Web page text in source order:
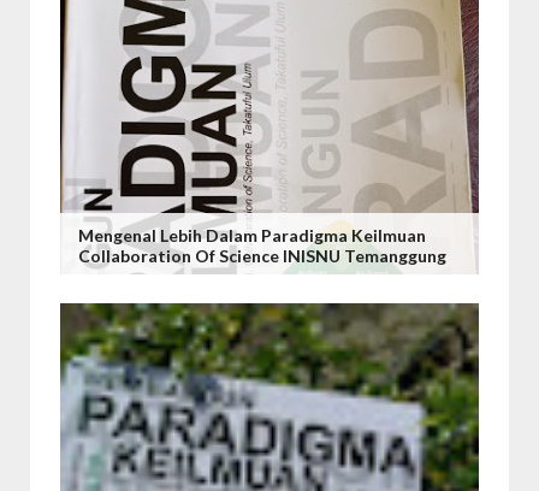
Mengenal Lebih Dalam Paradigma Keilmuan
Collaboration Of Science INISNU Temanggung